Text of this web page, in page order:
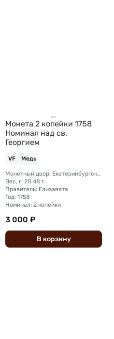
Монета 2 копейки 1758
Номинал над св.
Георгием
VF Медь
Монетный двор: Екатеринбургский монетный двор
Вес, г: 20.48 г.
Правитель: Елизавета
Год: 1758
Номинал: 2 копейки
3 000 ₽
В корзину